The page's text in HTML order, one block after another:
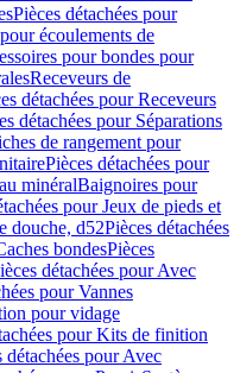
Pièces détachées pour
écoulements de
pour bondes pour
Receveurs de
détachées pour Receveurs
détachées pour Séparations
de rangement pour
Pièces détachées pour
minéralBaignoires pour
pour Jeux de pieds et
douche, d52Pièces détachées
bondesPièces
détachées pour Avec
pour Vannes
pour vidage
pour Kits de finition
détachées pour Avec